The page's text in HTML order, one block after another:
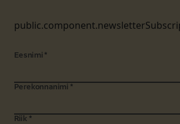
Eesnimi *
Perekonnanimi *
Riik *